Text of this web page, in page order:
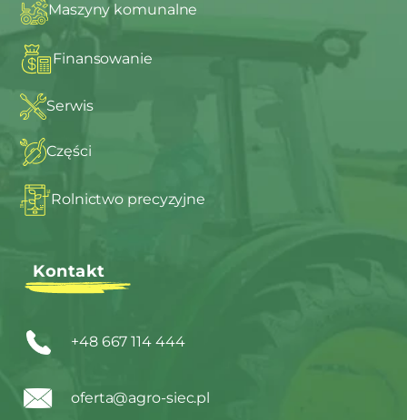
Maszyny komunalne
Finansowanie
Serwis
Części
Rolnictwo precyzyjne
Kontakt
+48 667 114 444
oferta@agro-siec.pl